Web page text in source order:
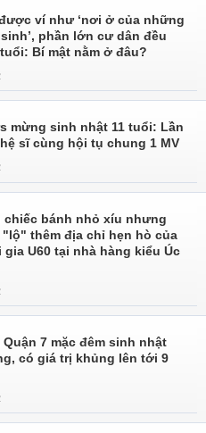
ví như ‘nơi ở của những
phần lớn cư dân đều
Bí mật nằm ở đâu?
mừng sinh nhật 11 tuổi: Lần
sĩ cùng hội tụ chung 1 MV
chiếc bánh nhỏ xíu nhưng
thêm địa chỉ hẹn hò của
gia U60 tại nhà hàng kiểu Úc
7 mặc đêm sinh nhật
có giá trị khủng lên tới 9